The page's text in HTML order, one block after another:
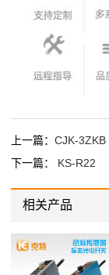
上一篇： CJK-3ZKB
下一篇： KS-R22
相关产品